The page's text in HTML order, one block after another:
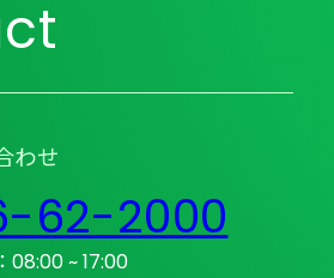
わせ
62-2000
08:00 ~ 17:00